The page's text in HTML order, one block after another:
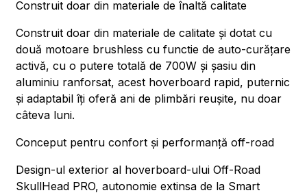
Construit doar din materiale de înaltă calitate
Construit doar din materiale de calitate și dotat cu
două motoare brushless cu functie de auto-curățare
activă, cu o putere totală de 700W și șasiu din
aluminiu ranforsat, acest hoverboard rapid, puternic
și adaptabil îți oferă ani de plimbări reușite, nu doar
câteva luni.
Conceput pentru confort și performanță off-road
Design-ul exterior al hoverboard-ului Off-Road
SkullHead PRO, autonomie extinsa de la Smart